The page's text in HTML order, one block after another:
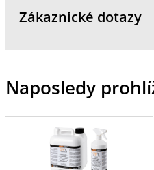
Zákaznické dotazy
Naposledy